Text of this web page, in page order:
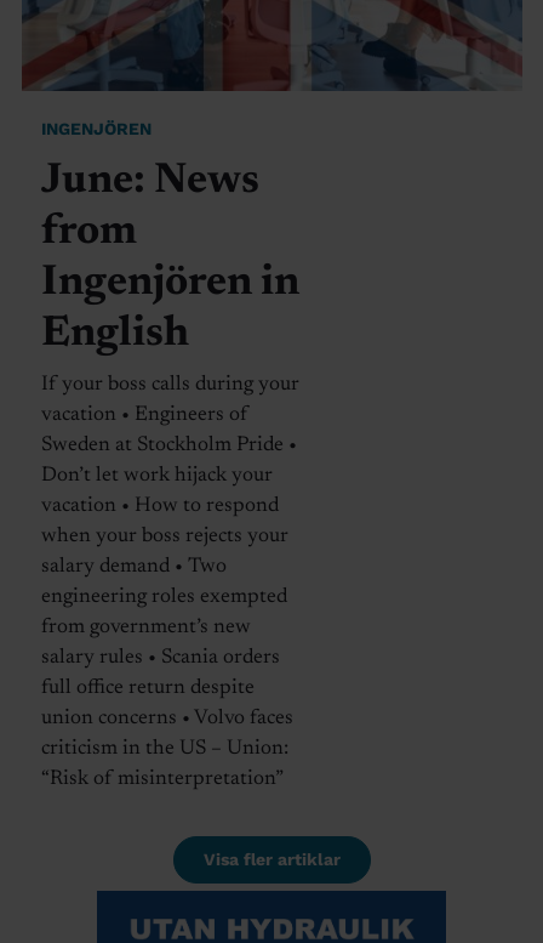
INGENJÖREN
June: News
from
Ingenjören in
English
If your boss calls during your
vacation • Engineers of
Sweden at Stockholm Pride •
Don’t let work hijack your
vacation • How to respond
when your boss rejects your
salary demand • Two
engineering roles exempted
from government’s new
salary rules • Scania orders
full office return despite
union concerns • Volvo faces
criticism in the US – Union:
“Risk of misinterpretation”
Visa fler artiklar